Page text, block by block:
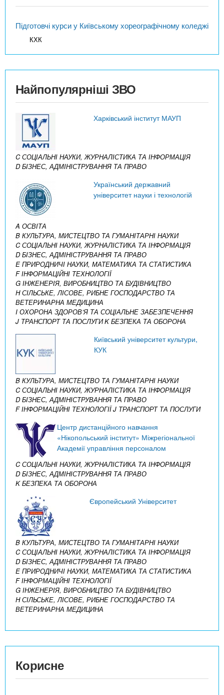
Підготовчі курси у Київському хореографічному коледжі
КХК
Найпопулярніші ЗВО
Харківський інститут МАУП
C СОЦІАЛЬНІ НАУКИ, ЖУРНАЛІСТИКА ТА ІНФОРМАЦІЯ
D БІЗНЕС, АДМІНІСТРУВАННЯ ТА ПРАВО
Український державний
університет науки і технологій
A ОСВІТА
B КУЛЬТУРА, МИСТЕЦТВО ТА ГУМАНІТАРНІ НАУКИ
C СОЦІАЛЬНІ НАУКИ, ЖУРНАЛІСТИКА ТА ІНФОРМАЦІЯ
D БІЗНЕС, АДМІНІСТРУВАННЯ ТА ПРАВО
E ПРИРОДНИЧІ НАУКИ, МАТЕМАТИКА ТА СТАТИСТИКА
F ІНФОРМАЦІЙНІ ТЕХНОЛОГІЇ
G ІНЖЕНЕРІЯ, ВИРОБНИЦТВО ТА БУДІВНИЦТВО
H СІЛЬСЬКЕ, ЛІСОВЕ, РИБНЕ ГОСПОДАРСТВО ТА
ВЕТЕРИНАРНА МЕДИЦИНА
I ОХОРОНА ЗДОРОВ’Я ТА СОЦІАЛЬНЕ ЗАБЕЗПЕЧЕННЯ
J ТРАНСПОРТ ТА ПОСЛУГИK БЕЗПЕКА ТА ОБОРОНА
Київський університет культури,
КУК
B КУЛЬТУРА, МИСТЕЦТВО ТА ГУМАНІТАРНІ НАУКИ
C СОЦІАЛЬНІ НАУКИ, ЖУРНАЛІСТИКА ТА ІНФОРМАЦІЯ
D БІЗНЕС, АДМІНІСТРУВАННЯ ТА ПРАВО
F ІНФОРМАЦІЙНІ ТЕХНОЛОГІЇJ ТРАНСПОРТ ТА ПОСЛУГИ
Центр дистанційного навчання
«Нікопольський інститут» Міжрегіональної
Академії управління персоналом
C СОЦІАЛЬНІ НАУКИ, ЖУРНАЛІСТИКА ТА ІНФОРМАЦІЯ
D БІЗНЕС, АДМІНІСТРУВАННЯ ТА ПРАВО
K БЕЗПЕКА ТА ОБОРОНА
Європейський Університет
B КУЛЬТУРА, МИСТЕЦТВО ТА ГУМАНІТАРНІ НАУКИ
C СОЦІАЛЬНІ НАУКИ, ЖУРНАЛІСТИКА ТА ІНФОРМАЦІЯ
D БІЗНЕС, АДМІНІСТРУВАННЯ ТА ПРАВО
E ПРИРОДНИЧІ НАУКИ, МАТЕМАТИКА ТА СТАТИСТИКА
F ІНФОРМАЦІЙНІ ТЕХНОЛОГІЇ
G ІНЖЕНЕРІЯ, ВИРОБНИЦТВО ТА БУДІВНИЦТВО
H СІЛЬСЬКЕ, ЛІСОВЕ, РИБНЕ ГОСПОДАРСТВО ТА
ВЕТЕРИНАРНА МЕДИЦИНА
Корисне